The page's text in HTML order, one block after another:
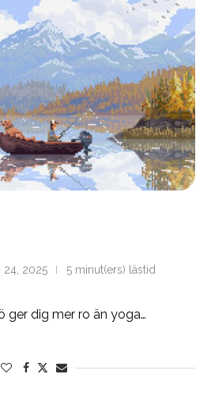
24, 2025 5 minut(ers) lästid
dig mer ro än yoga…